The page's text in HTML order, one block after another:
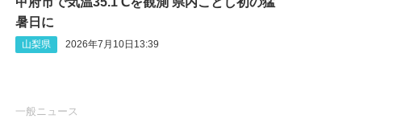
暑日に
山梨県 2026年7月10日13:39
一般ニュース